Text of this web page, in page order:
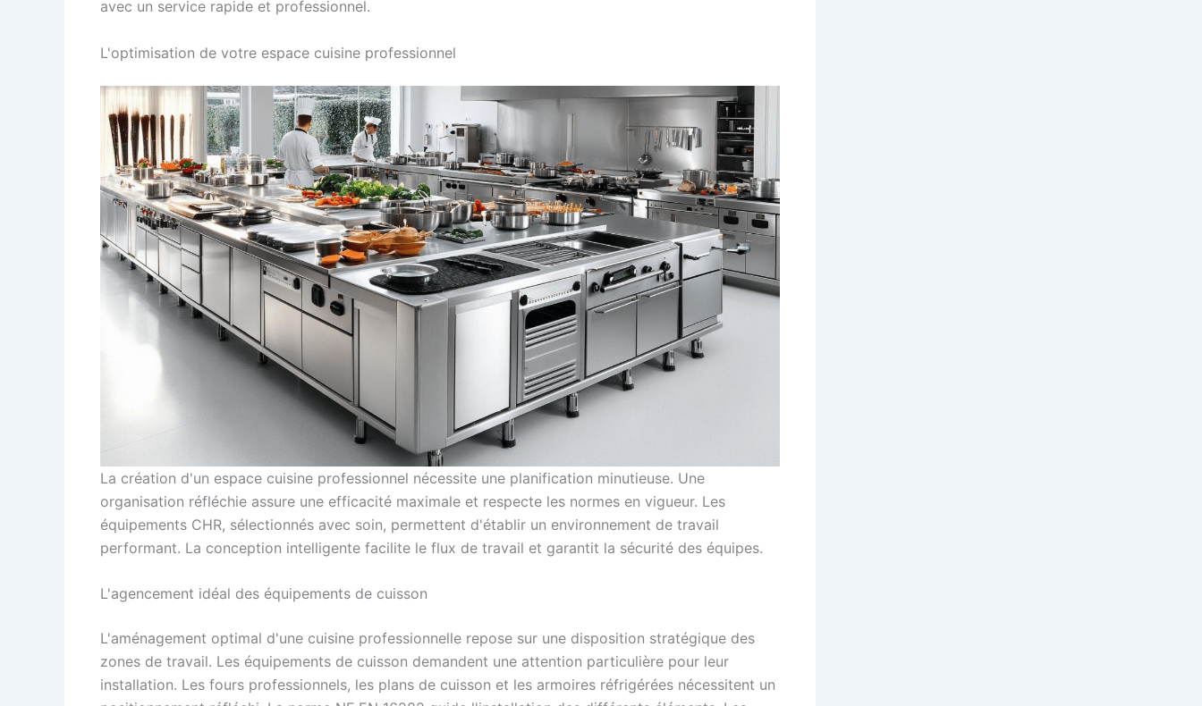
avec un service rapide et professionnel.
L'optimisation de votre espace cuisine professionnel
La création d'un espace cuisine professionnel nécessite une planification minutieuse. Une
organisation réfléchie assure une efficacité maximale et respecte les normes en vigueur. Les
équipements CHR, sélectionnés avec soin, permettent d'établir un environnement de travail
performant. La conception intelligente facilite le flux de travail et garantit la sécurité des équipes.
L'agencement idéal des équipements de cuisson
L'aménagement optimal d'une cuisine professionnelle repose sur une disposition stratégique des
zones de travail. Les équipements de cuisson demandent une attention particulière pour leur
installation. Les fours professionnels, les plans de cuisson et les armoires réfrigérées nécessitent un